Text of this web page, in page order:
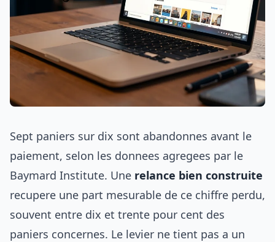
Sept paniers sur dix sont abandonnes avant le
paiement, selon les donnees agregees par le
Baymard Institute. Une relance bien construite
recupere une part mesurable de ce chiffre perdu,
souvent entre dix et trente pour cent des
paniers concernes. Le levier ne tient pas a un